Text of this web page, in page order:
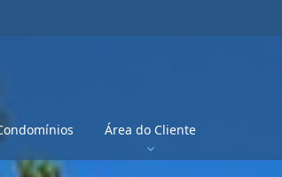
Área do Cliente